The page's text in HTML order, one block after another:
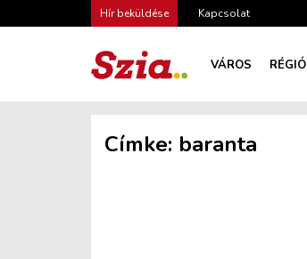
Hír beküldése Kapcsolat
VÁROS RÉGIÓ
Címke: baranta